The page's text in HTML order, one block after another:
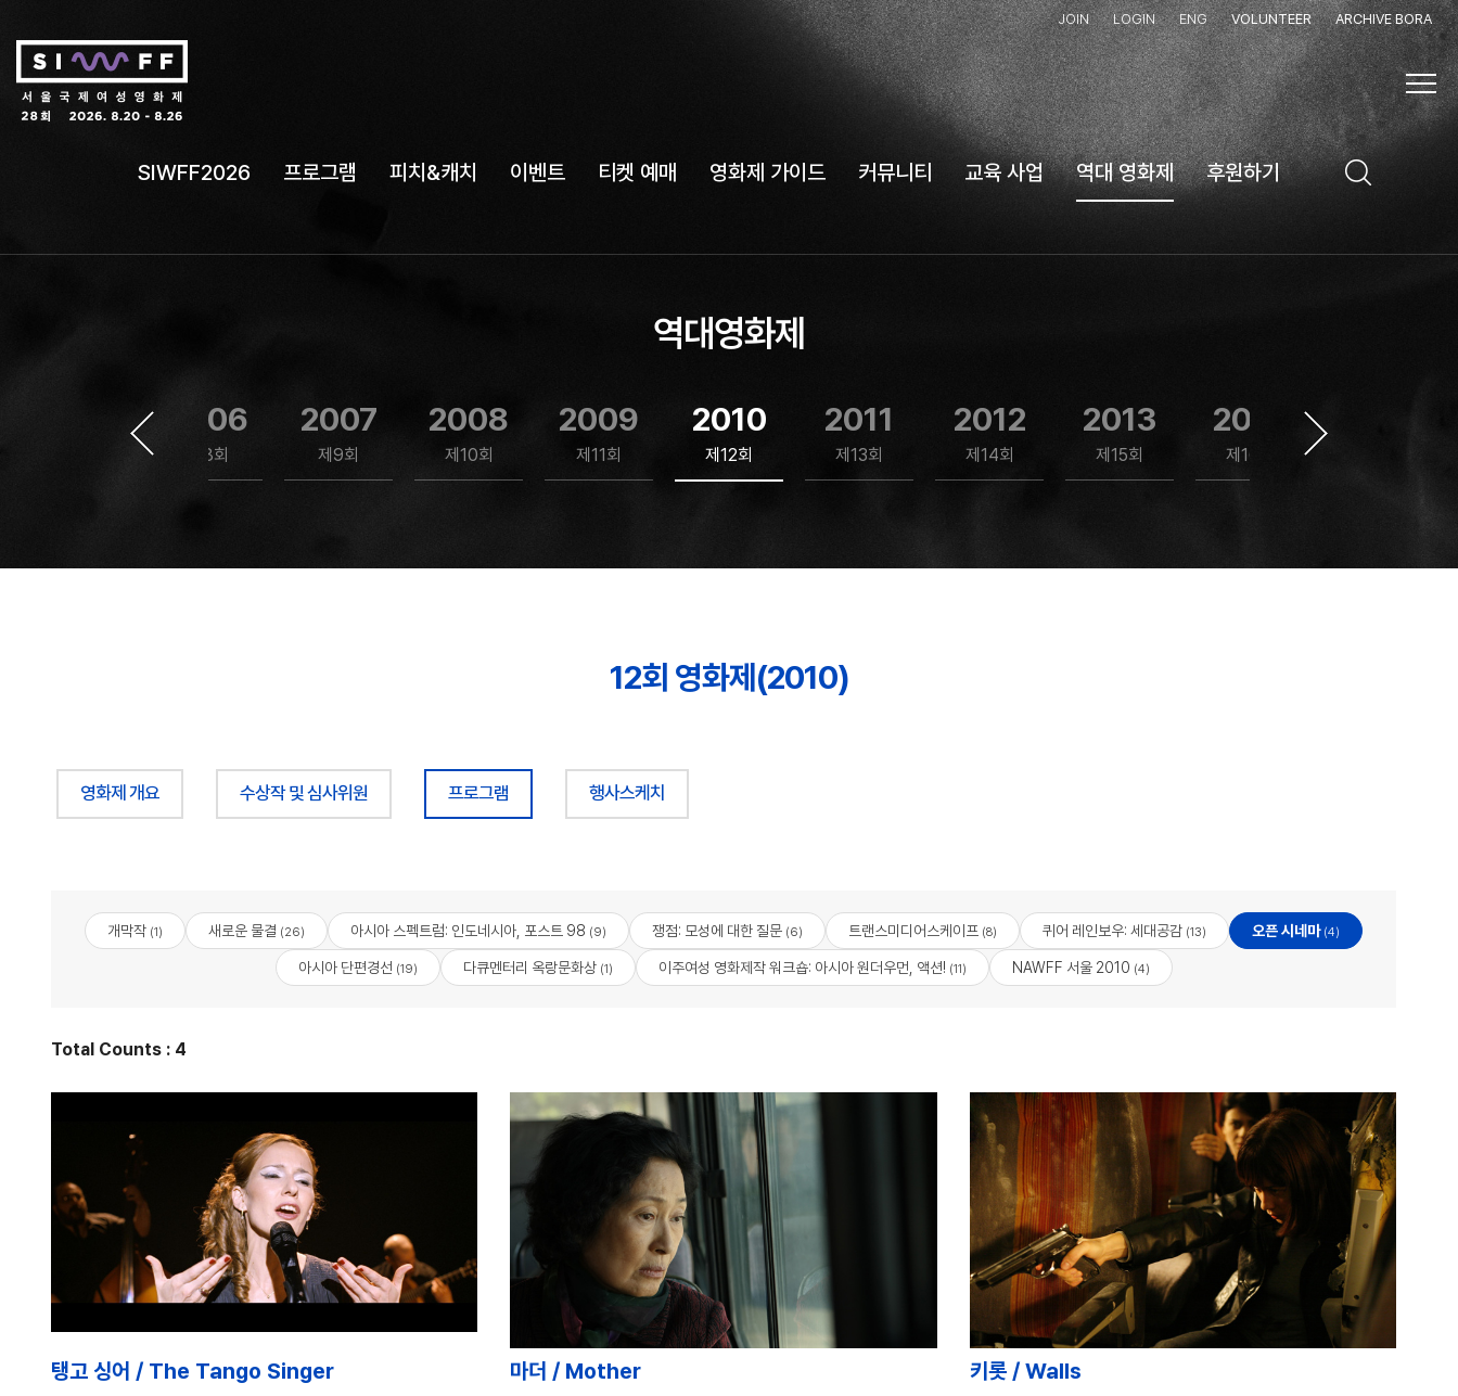
JOIN LOGIN ENG VOLUNTEER ARCHIVE BORA
SIWFF2026 프로그램 피치&캐치 이벤트 티켓 예매 영화제 가이드 커뮤니티 교육 사업 역대 영화제 후원하기
역대영화제
2006
제8회
2007
제9회
2008
제10회
2009
제11회
2010
제12회
2011
제13회
2012
제14회
2013
제15회
2014
제16회
12회 영화제(2010)
영화제 개요 수상작 및 심사위원 프로그램 행사스케치
개막작 (1) 새로운 물결 (26) 아시아 스펙트럼: 인도네시아, 포스트 98 (9) 쟁점: 모성에 대한 질문 (6) 트랜스미디어스케이프 (8) 퀴어 레인보우: 세대공감 (13) 오픈 시네마(4)
아시아 단편경선 (19) 다큐멘터리 옥랑문화상(1) 이주여성 영화제작 워크숍: 아시아 원더우먼, 액션! (11) NAWFF 서울 2010 (4)
Total Counts : 4
탱고 싱어 / The Tango Singer 마더 / Mother 키롯 / Walls